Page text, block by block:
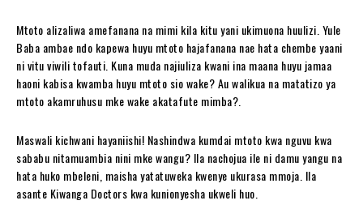
Mtoto alizaliwa amefanana na mimi kila kitu yani ukimuona huulizi. Yule
Baba ambae ndo kapewa huyu mtoto hajafanana nae hata chembe yaani
ni vitu viwili tofauti. Kuna muda najiuliza kwani ina maana huyu jamaa
haoni kabisa kwamba huyu mtoto sio wake? Au walikua na matatizo ya
mtoto akamruhusu mke wake akatafute mimba?.
Maswali kichwani hayaniishi! Nashindwa kumdai mtoto kwa nguvu kwa
sababu nitamuambia nini mke wangu? Ila nachojua ile ni damu yangu na
hata huko mbeleni, maisha yatatuweka kwenye ukurasa mmoja. Ila
asante Kiwanga Doctors kwa kunionyesha ukweli huo.